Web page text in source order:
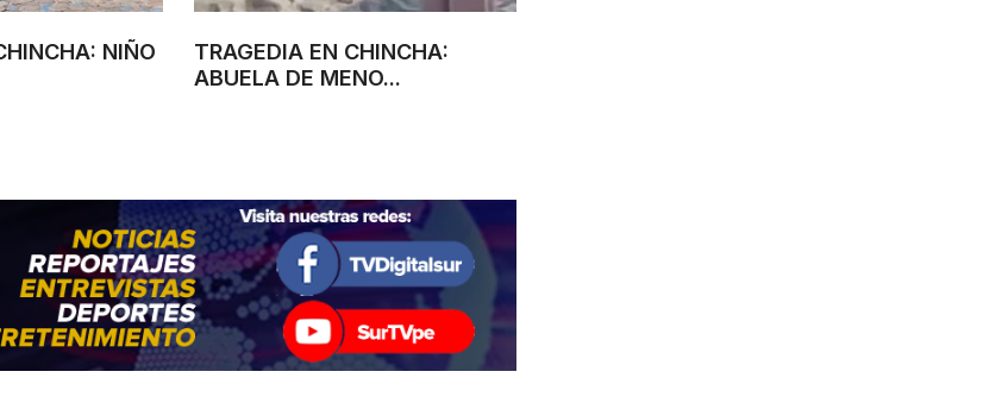
NIÑO
TRAGEDIA EN CHINCHA:
ABUELA DE MENO...